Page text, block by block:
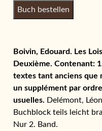
Boivin, Edouard. Les
Deuxième. Contenant:
textes tant anciens que
un supplément par
usuelles. Delémont,
Buchblock teils leicht
Nur 2. Band.